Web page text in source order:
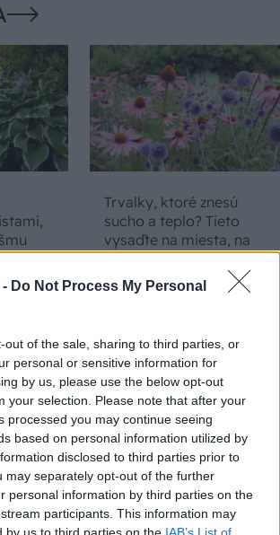
Do Not Process My Personal
out of the sale, sharing to third parties, or
personal or sensitive information for
by us, please use the below opt-out
your selection. Please note that after your
processed you may continue seeing
based on personal information utilized by
disclosed to third parties prior to
may separately opt-out of the further
personal information by third parties on the
participants. This information may
Trvalky, ktoré znesú
sucho a teplo? Tieto
vysaďte na miesta, na
ktoré slnko svieti celý
deň
Môže aspirín zachrániť
ochabnuté izbové
rastliny? Pravda vás
možno prekvapí